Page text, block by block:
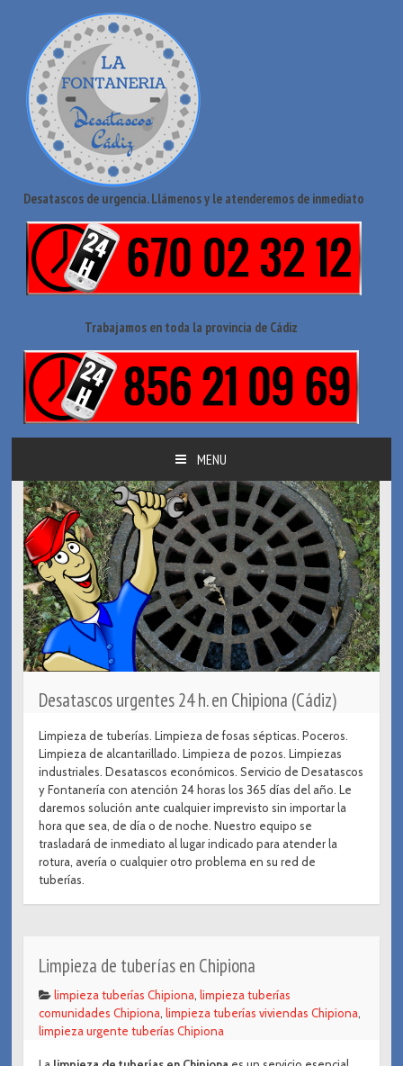
Desatascos de urgencia. Llámenos y le atenderemos de inmediato
Trabajamos en toda la provincia de Cádiz
MENU
Desatascos urgentes 24 h. en Chipiona (Cádiz)
Limpieza de tuberías. Limpieza de fosas sépticas. Poceros.
Limpieza de alcantarillado. Limpieza de pozos. Limpiezas
industriales. Desatascos económicos. Servicio de Desatascos
y Fontanería con atención 24 horas los 365 días del año. Le
daremos solución ante cualquier imprevisto sin importar la
hora que sea, de día o de noche. Nuestro equipo se
trasladará de inmediato al lugar indicado para atender la
rotura, avería o cualquier otro problema en su red de
tuberías.
Limpieza de tuberías en Chipiona
limpieza tuberías Chipiona, limpieza tuberías
comunidades Chipiona, limpieza tuberías viviendas Chipiona,
limpieza urgente tuberías Chipiona